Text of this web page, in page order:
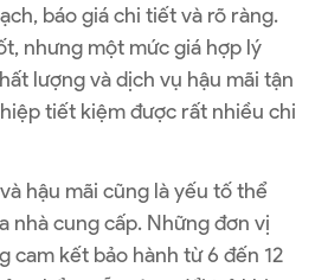
báo giá chi tiết và rõ ràng.
nhưng một mức giá hợp lý
lượng và dịch vụ hậu mãi tận
tiết kiệm được rất nhiều chi
hậu mãi cũng là yếu tố thể
nhà cung cấp. Những đơn vị
cam kết bảo hành từ 6 đến 12